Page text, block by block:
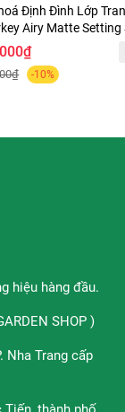
Định Đình Lớp
Airy Matte Setting
-10%
hiệu hàng đầu.
SHOP )
Nha Trang cấp